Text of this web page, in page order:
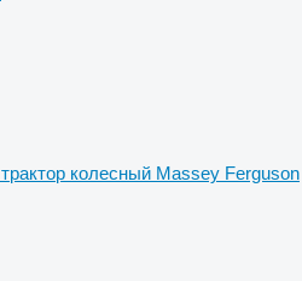
трактор колесный Massey Ferguson